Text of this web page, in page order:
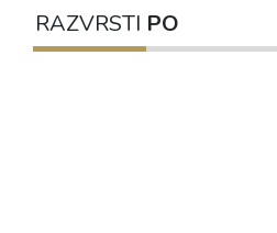
RAZVRSTI PO